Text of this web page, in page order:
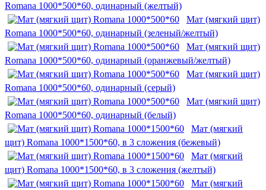
Romana 1000*500*60, одинарный (желтый)
Мат (мягкий щит)
Romana 1000*500*60, одинарный (зеленый/желтый)
Мат (мягкий щит)
Romana 1000*500*60, одинарный (оранжевый/желтый)
Мат (мягкий щит)
Romana 1000*500*60, одинарный (серый)
Мат (мягкий щит)
Romana 1000*500*60, одинарный (белый)
Мат (мягкий
щит) Romana 1000*1500*60, в 3 сложения (бежевый)
Мат (мягкий
щит) Romana 1000*1500*60, в 3 сложения (желтый)
Мат (мягкий